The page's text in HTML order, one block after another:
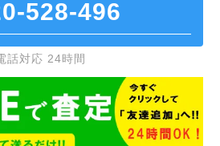
528-496
話対応 24時間